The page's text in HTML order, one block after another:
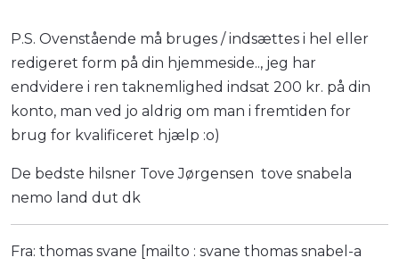
P.S. Ovenstående må bruges / indsættes i hel eller
redigeret form på din hjemmeside.., jeg har
endvidere i ren taknemlighed indsat 200 kr. på din
konto, man ved jo aldrig om man i fremtiden for
brug for kvalificeret hjælp :o)
De bedste hilsner Tove Jørgensen tove snabela
nemo land dut dk
Fra: thomas svane [mailto : svane thomas snabel-a